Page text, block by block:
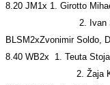
8.20 JM1x 1. Girotto
2. Ivan Šarić -
BLSM2xZvonimir Soldo,
8.40 WB2x 1. Teuta
2. Žaja Katarina